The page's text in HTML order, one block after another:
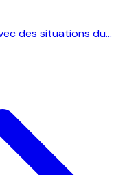
des situations du...